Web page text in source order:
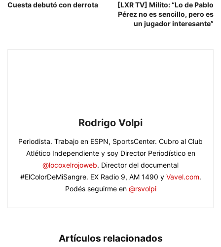
Cuesta debutó con derrota
[LXR TV] Milito: “Lo de Pablo
Pérez no es sencillo, pero es
un jugador interesante”
Rodrigo Volpi
Periodista. Trabajo en ESPN, SportsCenter. Cubro al Club
Atlético Independiente y soy Director Periodístico en
@locoxelrojoweb. Director del documental
#ElColorDeMiSangre. EX Radio 9, AM 1490 y Vavel.com.
Podés seguirme en @rsvolpi
Artículos relacionados